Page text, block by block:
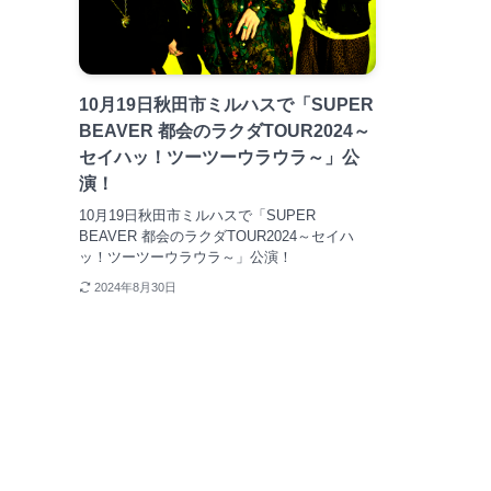
10月19日秋田市ミルハスで「SUPER
BEAVER 都会のラクダTOUR2024～
セイハッ！ツーツーウラウラ～」公
演！
10月19日秋田市ミルハスで「SUPER
BEAVER 都会のラクダTOUR2024～セイハ
ッ！ツーツーウラウラ～」公演！
2024年8月30日